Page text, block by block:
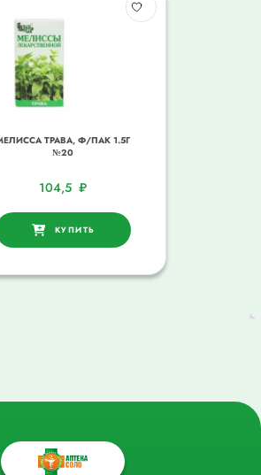
ТРАВА, Ф/ПАК 1.5Г
№20
104,5 ₽
КУПИТЬ